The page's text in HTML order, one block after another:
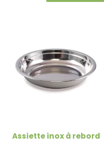
Assiette inox à rebord